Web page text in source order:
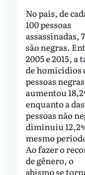
No país, de
100 pessoas
assassinadas,
são negras.
2005 e 2015, a
de homicídios
pessoas negras
aumentou
enquanto a das
pessoas não
diminuiu
mesmo
Ao fazer o
de gênero, o
abismo se